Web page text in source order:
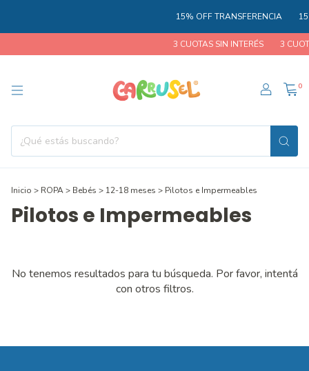
15% OFF TRANSFERENCIA
3 CUOTAS SIN INTERÉS 3
0
Inicio > ROPA> Bebés > 12-18 meses > Pilotos e Impermeables
Pilotos e Impermeables
No tenemos resultados para tu búsqueda. Por favor, intentá
con otros filtros.